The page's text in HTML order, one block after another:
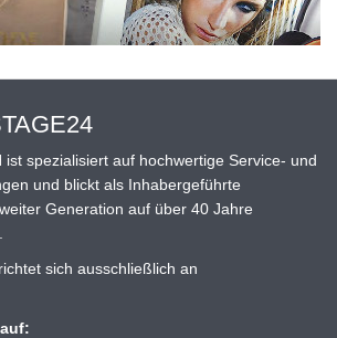
ist spezialisiert auf hochwertige Service- und
und blickt als Inhabergeführte
Generation auf über 40 Jahre
sich ausschließlich an